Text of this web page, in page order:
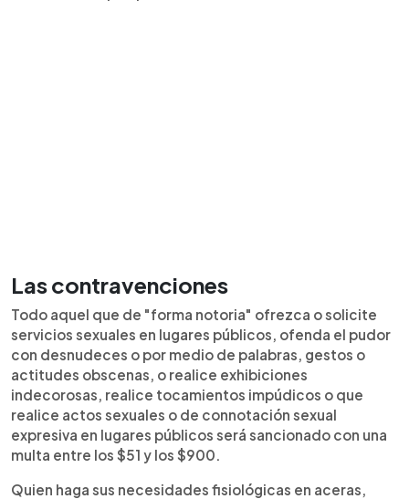
Las contravenciones
Todo aquel que de "forma notoria" ofrezca o solicite
servicios sexuales en lugares públicos, ofenda el pudor
con desnudeces o por medio de palabras, gestos o
actitudes obscenas, o realice exhibiciones
indecorosas, realice tocamientos impúdicos o que
realice actos sexuales o de connotación sexual
expresiva en lugares públicos será sancionado con una
multa entre los $51 y los $900.
Quien haga sus necesidades fisiológicas en aceras,